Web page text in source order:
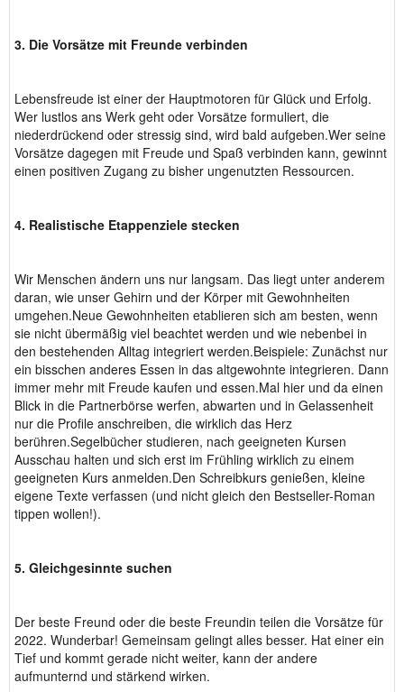
3. Die Vorsätze mit Freunde verbinden
Lebensfreude ist einer der Hauptmotoren für Glück und Erfolg.
Wer lustlos ans Werk geht oder Vorsätze formuliert, die
niederdrückend oder stressig sind, wird bald aufgeben.Wer seine
Vorsätze dagegen mit Freude und Spaß verbinden kann, gewinnt
einen positiven Zugang zu bisher ungenutzten Ressourcen.
4. Realistische Etappenziele stecken
Wir Menschen ändern uns nur langsam. Das liegt unter anderem
daran, wie unser Gehirn und der Körper mit Gewohnheiten
umgehen.Neue Gewohnheiten etablieren sich am besten, wenn
sie nicht übermäßig viel beachtet werden und wie nebenbei in
den bestehenden Alltag integriert werden.Beispiele: Zunächst nur
ein bisschen anderes Essen in das altgewohnte integrieren. Dann
immer mehr mit Freude kaufen und essen.Mal hier und da einen
Blick in die Partnerbörse werfen, abwarten und in Gelassenheit
nur die Profile anschreiben, die wirklich das Herz
berühren.Segelbücher studieren, nach geeigneten Kursen
Ausschau halten und sich erst im Frühling wirklich zu einem
geeigneten Kurs anmelden.Den Schreibkurs genießen, kleine
eigene Texte verfassen (und nicht gleich den Bestseller-Roman
tippen wollen!).
5. Gleichgesinnte suchen
Der beste Freund oder die beste Freundin teilen die Vorsätze für
2022. Wunderbar! Gemeinsam gelingt alles besser. Hat einer ein
Tief und kommt gerade nicht weiter, kann der andere
aufmunternd und stärkend wirken.